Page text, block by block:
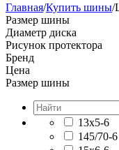
Главная/Купить шины/
Размер шины
Диаметр диска
Рисунок протектора
Бренд
Цена
Размер шины
13x5-6
145/70-6